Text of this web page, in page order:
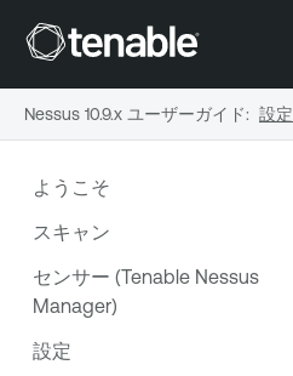
ようこそ
スキャン
センサー (Tenable Nessus
Manager)
設定
Nessus 10.9.x ユーザーガイド: 設定